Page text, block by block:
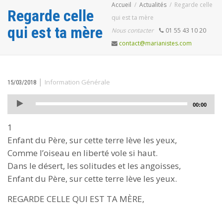
Regarde celle
qui est ta mère
Accueil Actualités
Regarde celle
qui est ta mère
Nous contacter
01 55 43 10 20
contact@marianistes.com
15/03/2018 | Information Générale
Lecteur
audio
00:00
1
Enfant du Père, sur cette terre lève les yeux,
Comme l’oiseau en liberté vole si haut.
Dans le désert, les solitudes et les angoisses,
Enfant du Père, sur cette terre lève les yeux.
REGARDE CELLE QUI EST TA MÈRE,